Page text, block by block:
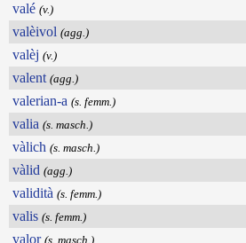
valé (v.)
valèivol (agg.)
valèj (v.)
valent (agg.)
valerian-a (s. femm.)
valia (s. masch.)
vàlich (s. masch.)
vàlid (agg.)
validità (s. femm.)
valis (s. femm.)
valor (s. masch.)